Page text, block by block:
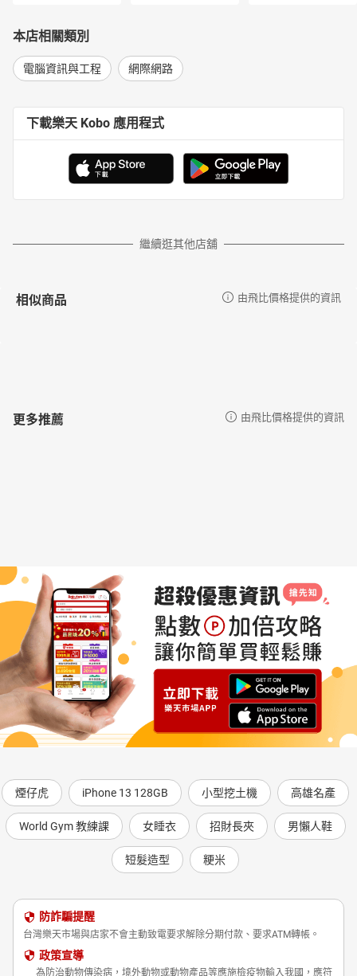
本店相關類別
電腦資訊與工程 網際網路
下載樂天 Kobo 應用程式
繼續逛其他店舖
相似商品 由飛比價格提供的資訊
更多推薦 由飛比價格提供的資訊
煙仔虎 iPhone 13 128GB 小型挖土機 高雄名產
World Gym 教練課 女睡衣 招財長夾 男懶人鞋
短髮造型 粳米
防詐騙提醒
台灣樂天市場與店家不會主動致電要求解除分期付款、要求ATM轉帳。
政策宣導
為防治動物傳染病，境外動物或動物產品等應施檢疫物輸入我國，應符